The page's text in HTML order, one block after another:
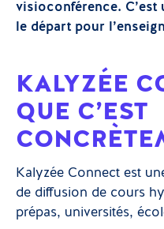
visioconférence. C’est
le départ pour
KALYZÉE
QUE C’EST
Kalyzée Connect est
de diffusion de cours
prépas, universités,